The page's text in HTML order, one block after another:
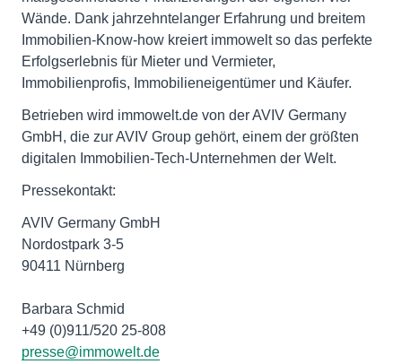
Wände. Dank jahrzehntelanger Erfahrung und breitem
Immobilien-Know-how kreiert immowelt so das perfekte
Erfolgserlebnis für Mieter und Vermieter,
Immobilienprofis, Immobilieneigentümer und Käufer.
Betrieben wird immowelt.de von der AVIV Germany
GmbH, die zur AVIV Group gehört, einem der größten
digitalen Immobilien-Tech-Unternehmen der Welt.
Pressekontakt:
AVIV Germany GmbH
Nordostpark 3-5
90411 Nürnberg
Barbara Schmid
+49 (0)911/520 25-808
presse@immowelt.de